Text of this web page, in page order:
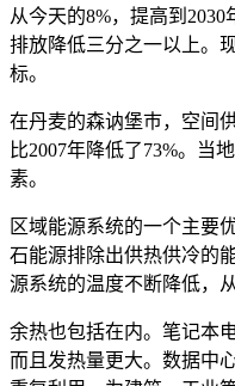
从今天的8%，提高到
排放降低三分之一以上。
标。
在丹麦的森讷堡巿，空间
比2007年降低了73%。当
素。
区域能源系统的一个主要
石能源排除出供热供冷的
源系统的温度不断降低，
余热也包括在内。笔记本
而且发热量更大。数据中